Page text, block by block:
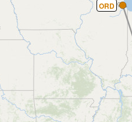
ORD